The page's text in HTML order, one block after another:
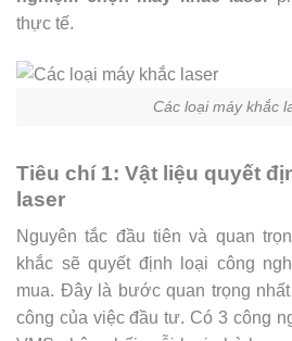
thực tế.
Các loại máy khắc
Tiêu chí 1: Vật liệu quyết
laser
Nguyên tắc đầu tiên và quan
khắc sẽ quyết định loại công
mua. Đây là bước quan trọng
công của việc đầu tư. Có 3 công